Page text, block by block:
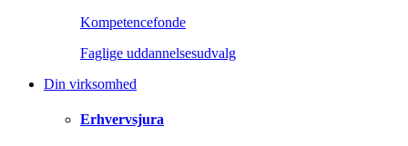
Kompetencefonde
Faglige uddannelsesudvalg
Din virksomhed
Erhvervsjura